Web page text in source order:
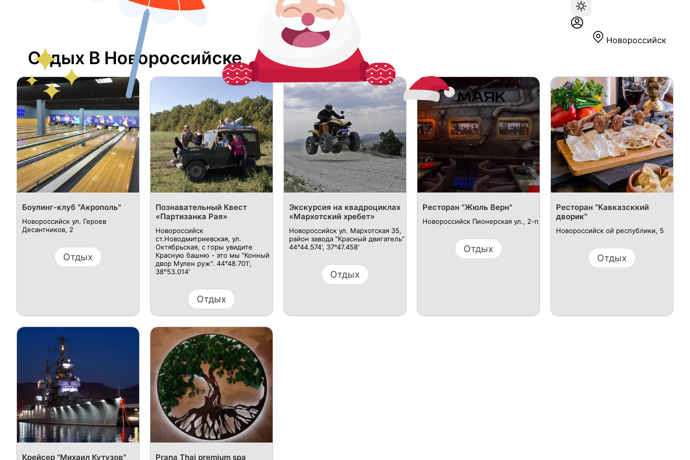
Новороссийск
Отдых В Новороссийске
Боулинг-клуб "Акрополь"
Новороссийск ул. Героев
Десантников, 2
Отдых
Познавательный Квест
«Партизанка Рая»
Новороссийск
ст.Новодмитриевская, ул.
Октябрьская, с горы увидите
Красную башню - это мы "Конный
двор Мулен руж". 44°48.701',
38°53.014'
Отдых
Экскурсия на квадроциклах
«Мархотский хребет»
Новороссийск ул. Мархотская 35,
район завода "Красный двигатель"
44°44.574', 37°47.458'
Отдых
Ресторан "Жюль Верн"
Новороссийск Пионерская ул., 2-п
Отдых
Ресторан "Кавказсккий
дворик"
Новороссийск ой республики, 5
Отдых
Крейсер "Михаил Кутузов" Prana Thai premium spa